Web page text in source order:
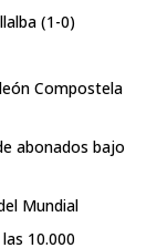
(1-0)
Compostela
abonados bajo
Mundial
10.000